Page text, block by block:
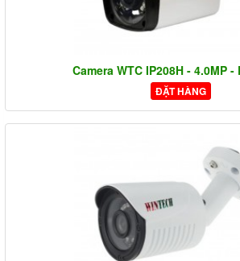
Camera WTC IP208H - 4.0MP -
ĐẶT HÀNG